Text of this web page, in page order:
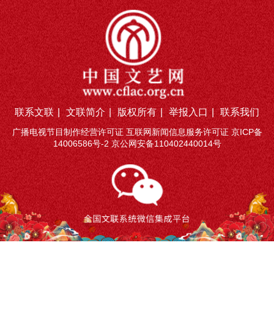
联系文联 | 文联简介 | 版权所有 | 举报入口 | 联系我们
广播电视节目制作经营许可证 互联网新闻信息服务许可证京ICP备
14006586号-2京公网安备110402440014号